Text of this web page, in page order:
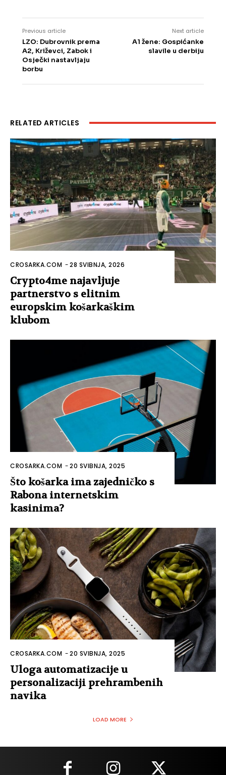
Previous article
LZO: Dubrovnik prema
A2, Križevci, Zabok i
Osječki nastavljaju
borbu
Next article
A1 žene: Gospićanke
slavile u derbiju
RELATED ARTICLES
CROSARKA.COM -28 SVIBNJA, 2026
Crypto4me najavljuje
partnerstvo s elitnim
europskim košarkaškim
klubom
CROSARKA.COM -20 SVIBNJA, 2025
Što košarka ima zajedničko s
Rabona internetskim
kasinima?
CROSARKA.COM -20 SVIBNJA, 2025
Uloga automatizacije u
personalizaciji prehrambenih
navika
LOAD MORE